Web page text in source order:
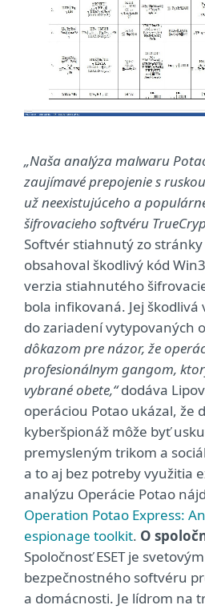
„Naša analýza malwaru
zaujímavé prepojenie s
už neexistujúceho a
šifrovacieho softvéru
Softvér stiahnutý zo
obsahoval škodlivý kód
verzia stiahnutého
bola infikovaná. Jej škodlivá
do zariadení vytypovaných
dôkazom pre názor, že
profesionálnym gangom,
vybrané obete,“dodáva
operáciou Potao ukázal, že
kyberšpionáž môže byť
premysleným trikom a
a to aj bez potreby využitia
analýzu Operácie Potao
Operation Potao Express:
espionage toolkit. O
Spoločnosť ESET je
bezpečnostného softvéru
a domácnosti. Je lídrom na